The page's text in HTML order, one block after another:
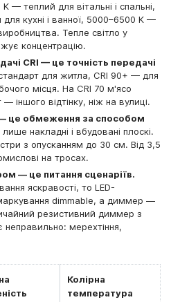
— теплий для вітальні і спальні,
кухні і ванної, 5000–6500 K —
Тепле світло у
концентрацію.
CRI — це точність передачі
для житла, CRI 90+ — для
місця. На CRI 70 м'ясо
іншого відтінку, ніж на вулиці.
це обмеження за способом
накладні і вбудовані плоскі.
з опусканням до 30 см. Від 3,5
на тросах.
— це питання сценаріїв.
яскравості, то LED-
dimmable, а диммер —
резистивний диммер з
мерехтіння,
Колірна
температура